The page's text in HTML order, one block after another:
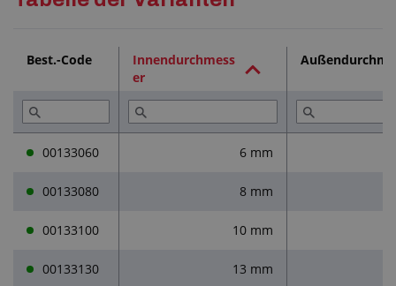
Lesen Sie (2)
Best.-Code
Innendurchmess
er
00133060 6 mm
00133080 8 mm
00133100 10 mm
00133130 13 mm